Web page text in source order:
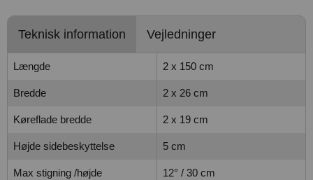
Teknisk information Vejledninger
Længde 2 x 150 cm
Bredde 2 x 26 cm
Køreflade bredde 2 x 19 cm
Højde sidebeskyttelse 5 cm
Max stigning /højde 12° / 30 cm